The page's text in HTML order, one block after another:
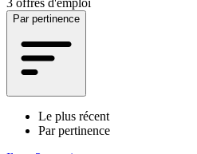
Par pertinence
Le plus récent
Par pertinence